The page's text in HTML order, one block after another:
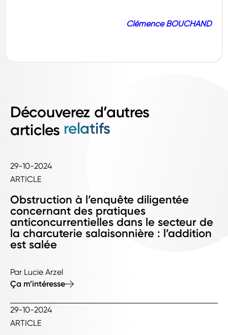
Clémence BOUCHAND
Découverez d’autres
articles relatifs
29-10-2024
ARTICLE
Obstruction à l’enquête diligentée
concernant des pratiques
anticoncurrentielles dans le secteur de
la charcuterie salaisonnière : l’addition
est salée
Par Lucie Arzel
Ça m’intéresse
29-10-2024
ARTICLE